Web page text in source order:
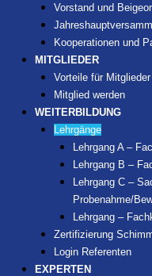
Vorstand und
Kooperationen und
MITGLIEDER
Vorteile für Mitglieder
Mitglied werden
WEITERBILDUNG
Lehrgänge
Lehrgang A –
Lehrgang B –
Lehrgang C –
Probenahme/
Lehrgang –
Zertifizierung
Login Referenten
EXPERTEN